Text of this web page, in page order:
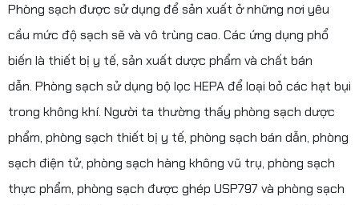
Phòng sạch được sử dụng để sản xuất ở những nơi yêu
cầu mức độ sạch sẽ và vô trùng cao. Các ứng dụng phổ
biến là thiết bị y tế, sản xuất dược phẩm và chất bán
dẫn. Phòng sạch sử dụng bộ lọc HEPA để loại bỏ các hạt bụi
trong không khí. Người ta thường thấy phòng sạch dược
phẩm, phòng sạch thiết bị y tế, phòng sạch bán dẫn, phòng
sạch điện tử, phòng sạch hàng không vũ trụ, phòng sạch
thực phẩm, phòng sạch được ghép USP797 và phòng sạch